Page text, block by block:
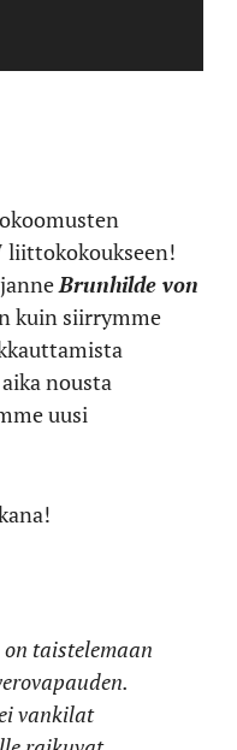
liittokokoukseen!
Brunhilde von
kuin siirrymme
nousta
uusi
taistelemaan
vankilat